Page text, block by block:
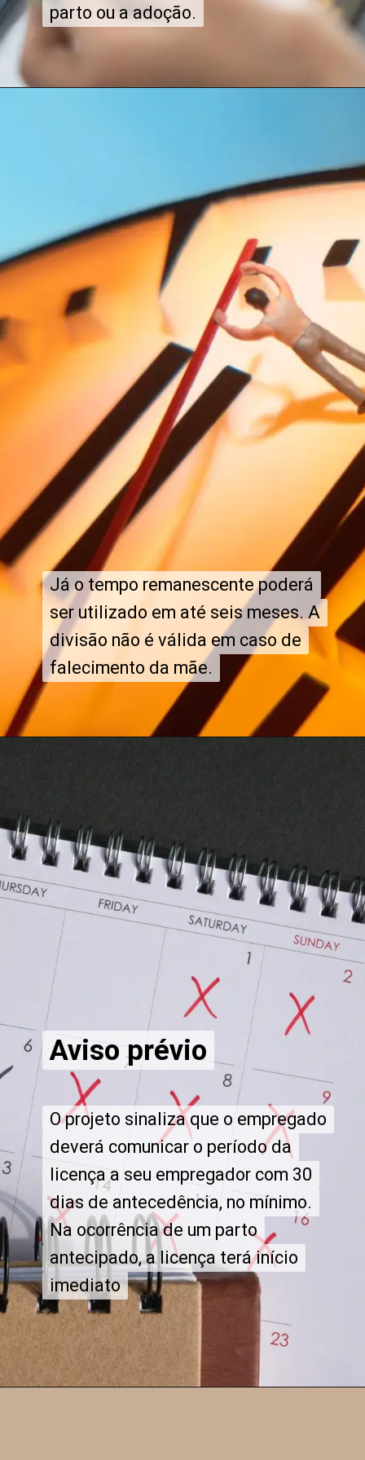
parto ou a adoção.
parto ou a adoção.
Já o tempo remanescente poderá
ser utilizado em até seis meses. A
divisão não é válida em caso de
falecimento da mãe.
Já o tempo remanescente poderá
ser utilizado em até seis meses. A
divisão não é válida em caso de
falecimento da mãe.
O projeto sinaliza que o empregado
deverá comunicar o período da
licença a seu empregador com 30
dias de antecedência, no mínimo.
Na ocorrência de um parto
antecipado, a licença terá início
imediato
O projeto sinaliza que o empregado
deverá comunicar o período da
licença a seu empregador com 30
dias de antecedência, no mínimo.
Na ocorrência de um parto
antecipado, a licença terá início
imediato
Aviso prévio
Aviso prévio